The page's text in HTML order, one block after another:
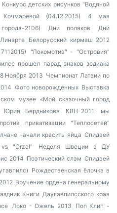
Конкурс детских рисунков "Водяной
(04.12.2015)
4 мая
2106)
Дни поляков
Дни
Белорусский кирмаш 2012
"Локомотив" - "Островия"
прошел парад знаков зодиака
Ноября 2013 Чемпионат Латвии по
Фото новорожденных Выставка
музее
«Мой сказочный город
Бердникова
КВН-2011: мы
приватизации "Теплосетей"
начали красить яйца Спидвей
"Orzel"
Неделя Швеции в ДУ
2014 Поэтический слэм Спидвей
Рождественская ёлочка в
Вручение ордена генеральному
Книги Даугавпилсского края
Локо - Ожель 2013
Поп Клип -